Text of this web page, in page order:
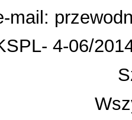
mail:
4-06/